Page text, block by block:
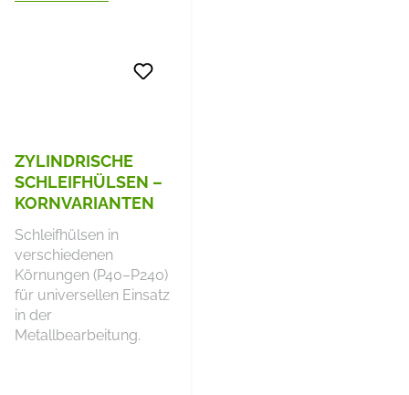
ZYLINDRISCHE
SCHLEIFHÜLSEN –
KORNVARIANTEN
Schleifhülsen in
verschiedenen
Körnungen (P40–P240)
für universellen Einsatz
in der
Metallbearbeitung.